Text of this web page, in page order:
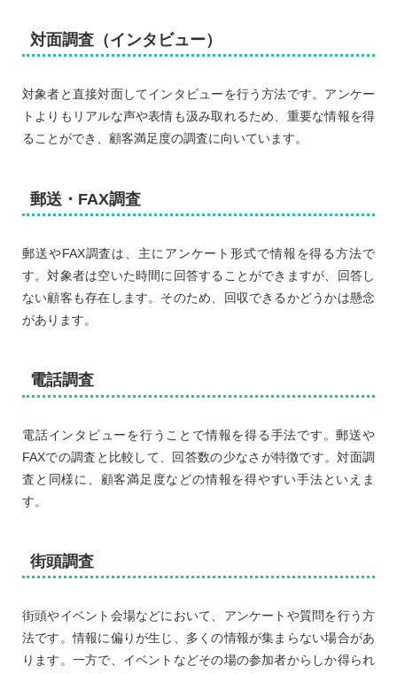
対面調査（インタビュー）
対象者と直接対面してインタビューを行う方法です。アンケー
トよりもリアルな声や表情も汲み取れるため、重要な情報を得
ることができ、顧客満足度の調査に向いています。
郵送・FAX調査
郵送やFAX調査は、主にアンケート形式で情報を得る方法で
す。対象者は空いた時間に回答することができますが、回答し
ない顧客も存在します。そのため、回収できるかどうかは懸念
があります。
電話調査
電話インタビューを行うことで情報を得る手法です。郵送や
FAXでの調査と比較して、回答数の少なさが特徴です。対面調
査と同様に、顧客満足度などの情報を得やすい手法といえま
す。
街頭調査
街頭やイベント会場などにおいて、アンケートや質問を行う方
法です。情報に偏りが生じ、多くの情報が集まらない場合があ
ります。一方で、イベントなどその場の参加者からしか得られ